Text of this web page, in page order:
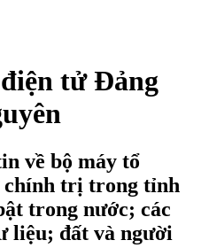
tử Đảng
về bộ máy tổ
trị trong tỉnh
trong nước; các
liệu; đất và người